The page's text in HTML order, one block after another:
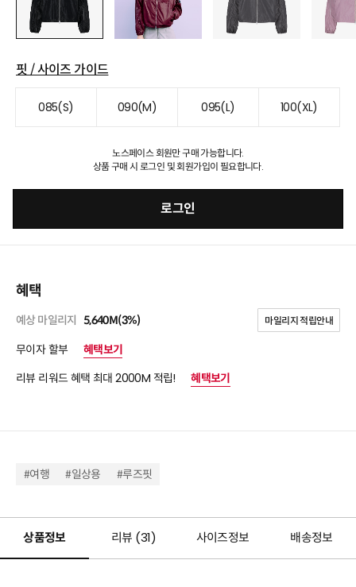
핏 / 사이즈 가이드
085(S) 090(M) 095(L) 100(XL)
노스페이스 회원만 구매 가능합니다.
상품 구매 시 로그인 및 회원가입이 필요합니다.
로그인
혜택
예상 마일리지 5,640M(3%) 마일리지 적립안내
무이자 할부
혜택보기
리뷰 리워드 혜택 최대 2000M 적립!
혜택보기
#여행 #일상용 #루즈핏
상품정보 리뷰 (31) 사이즈정보 배송정보